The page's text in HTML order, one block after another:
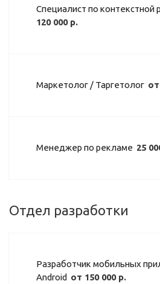
Специалист по контекстной
120 000 р.
Маркетолог / Таргетолог
Менеджер по рекламе 25
Отдел разработки
Разработчик мобильных
Android от 150 000 р.